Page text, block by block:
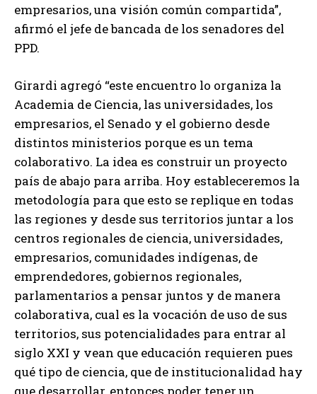
empresarios, una visión común compartida”,
afirmó el jefe de bancada de los senadores del
PPD.
Girardi agregó “este encuentro lo organiza la
Academia de Ciencia, las universidades, los
empresarios, el Senado y el gobierno desde
distintos ministerios porque es un tema
colaborativo. La idea es construir un proyecto
país de abajo para arriba. Hoy estableceremos la
metodología para que esto se replique en todas
las regiones y desde sus territorios juntar a los
centros regionales de ciencia, universidades,
empresarios, comunidades indígenas, de
emprendedores, gobiernos regionales,
parlamentarios a pensar juntos y de manera
colaborativa, cual es la vocación de uso de sus
territorios, sus potencialidades para entrar al
siglo XXI y vean que educación requieren pues
qué tipo de ciencia, que de institucionalidad hay
que desarrollar, entonces poder tener un